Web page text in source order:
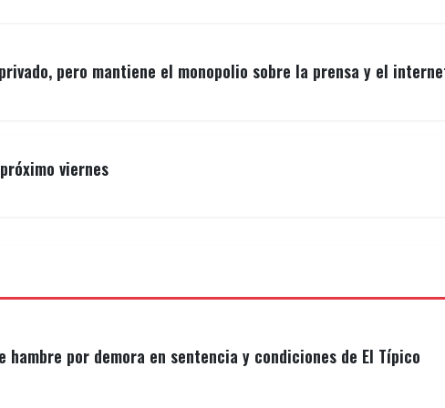
una perspectiva valiosa sobre las condiciones
estado para abordar sus desafíos económicos únicos.
pero mantiene el monopolio sobre la prensa y el
viernes
por demora en sentencia y condiciones de El Típico